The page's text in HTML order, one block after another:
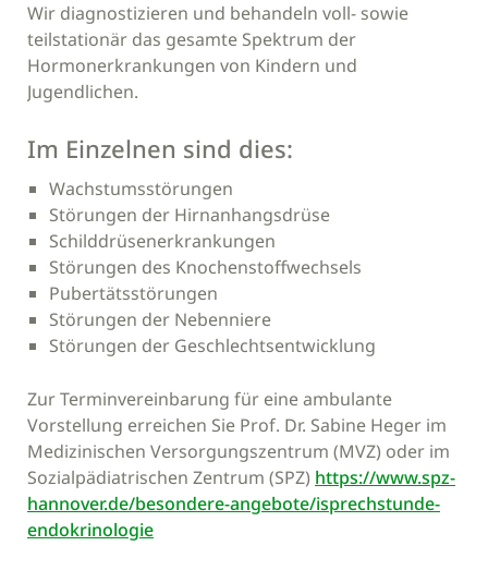
Wir diagnostizieren und behandeln voll- sowie
teilstationär das gesamte Spektrum der
Hormonerkrankungen von Kindern und
Jugendlichen.
Im Einzelnen sind dies:
Wachstumsstörungen
Störungen der Hirnanhangsdrüse
Schilddrüsenerkrankungen
Störungen des Knochenstoffwechsels
Pubertätsstörungen
Störungen der Nebenniere
Störungen der Geschlechtsentwicklung
Zur Terminvereinbarung für eine ambulante
Vorstellung erreichen Sie Prof. Dr. Sabine Heger im
Medizinischen Versorgungszentrum (MVZ) oder im
Sozialpädiatrischen Zentrum (SPZ) https://www.spz-
hannover.de/besondere-angebote/isprechstunde-
endokrinologie